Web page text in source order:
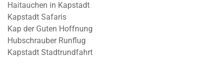
Haitauchen in Kapstadt
Kapstadt Safaris
Kap der Guten Hoffnung
Hubschrauber Runflug
Kapstadt Stadtrundfahrt